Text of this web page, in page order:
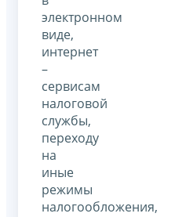
электронном
виде,
интернет
–
сервисам
налоговой
службы,
переходу
на
иные
режимы
налогообложения,